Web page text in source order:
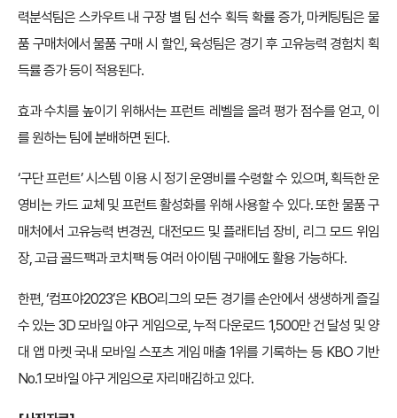
력분석팀은 스카우트 내 구장 별 팀 선수 획득 확률 증가, 마케팅팀은 물
품 구매처에서 물품 구매 시 할인, 육성팀은 경기 후 고유능력 경험치 획
득률 증가 등이 적용된다.
효과 수치를 높이기 위해서는 프런트 레벨을 올려 평가 점수를 얻고, 이
를 원하는 팀에 분배하면 된다.
‘구단 프런트’ 시스템 이용 시 정기 운영비를 수령할 수 있으며, 획득한 운
영비는 카드 교체 및 프런트 활성화를 위해 사용할 수 있다. 또한 물품 구
매처에서 고유능력 변경권, 대전모드 및 플래티넘 장비, 리그 모드 위임
장, 고급 골드팩과 코치팩 등 여러 아이템 구매에도 활용 가능하다.
한편, ‘컴프야2023’은 KBO리그의 모든 경기를 손안에서 생생하게 즐길
수 있는 3D 모바일 야구 게임으로, 누적 다운로드 1,500만 건 달성 및 양
대 앱 마켓 국내 모바일 스포츠 게임 매출 1위를 기록하는 등 KBO 기반
No.1 모바일 야구 게임으로 자리매김하고 있다.